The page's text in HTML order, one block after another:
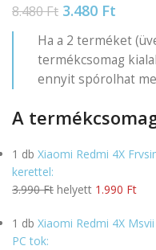
8.480Ft 3.480 Ft
Ha a 2 terméket
termékcsomag
ennyit spórolhat
A
1 db Xiaomi Redmi 4X
kerettel:
3.990 Ft helyett 1.990 Ft
1 db Xiaomi Redmi 4X
PC tok: